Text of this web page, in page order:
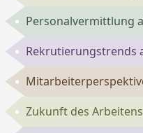
Personalvermittlung
Rekrutierungstrends
Zukunft des